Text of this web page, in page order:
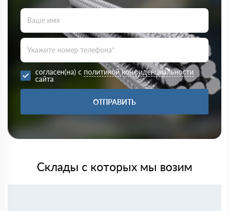
согласен(на) с политикой конфиденциальности
сайта
ОТПРАВИТЬ
Склады с которых мы возим